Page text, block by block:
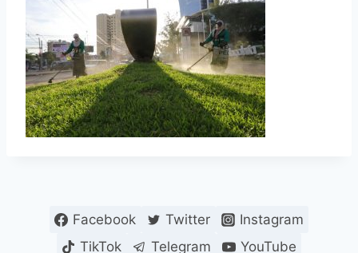
Facebook Twitter
Instagram
TikTok
Telegram YouTube